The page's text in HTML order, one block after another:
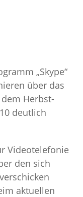
„Skype“
über das
Herbst-
deutlich
Videotelefonie
den sich
aktuellen